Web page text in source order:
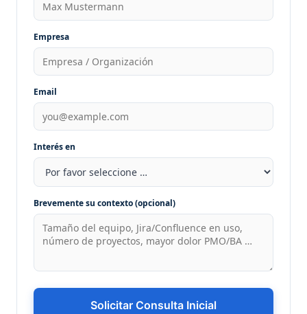
Empresa
Email
Interés en
Brevemente su contexto (opcional)
Solicitar Consulta Inicial